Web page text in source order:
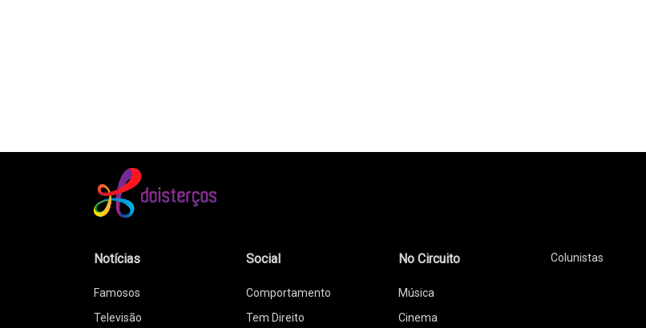
Notícias
Famosos
Televisão
Social
Comportamento
Tem Direito
No Circuito
Música
Cinema
Colunistas